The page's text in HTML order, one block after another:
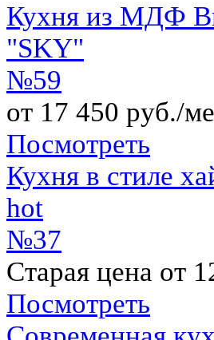
Кухня из МДФ
"SKY"
№59
от 17 450 руб./
Посмотреть
Кухня в стиле
hot
№37
Старая цена от
Посмотреть